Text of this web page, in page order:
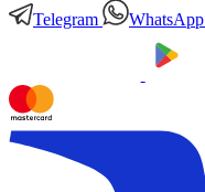
Telegram
WhatsApp